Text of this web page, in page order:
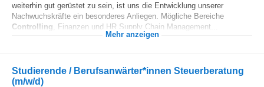
weiterhin gut gerüstet zu sein, ist uns die Entwicklung unserer
Nachwuchskräfte ein besonderes Anliegen. Mögliche Bereiche
Controlling , Finanzen und HR Supply Chain Management...
Mehr anzeigen
Studierende / Berufsanwärter*innen Steuerberatung
(m/w/d)